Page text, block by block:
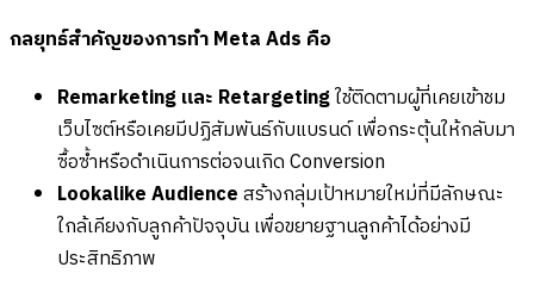
กลยุทธ์สำคัญของการทำ Meta Ads คือ
Remarketing และ Retargetingใช้ติดตามผู้ที่เคยเข้าชม
เว็บไซต์หรือเคยมีปฏิสัมพันธ์กับแบรนด์ เพื่อกระตุ้นให้กลับมา
ซื้อซ้ำหรือดำเนินการต่อจนเกิด Conversion
Lookalike Audienceสร้างกลุ่มเป้าหมายใหม่ที่มีลักษณะ
ใกล้เคียงกับลูกค้าปัจจุบัน เพื่อขยายฐานลูกค้าได้อย่างมี
ประสิทธิภาพ